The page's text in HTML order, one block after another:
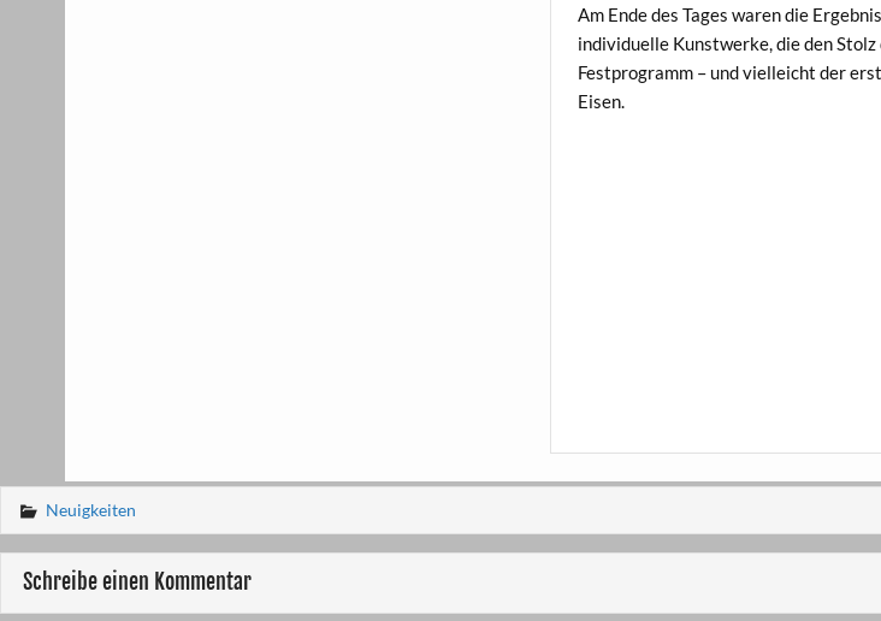
Am Ende des Tages waren die
individuelle Kunstwerke, die den
Festprogramm – und vielleicht der
Eisen.
Neuigkeiten
Schreibe einen Kommentar